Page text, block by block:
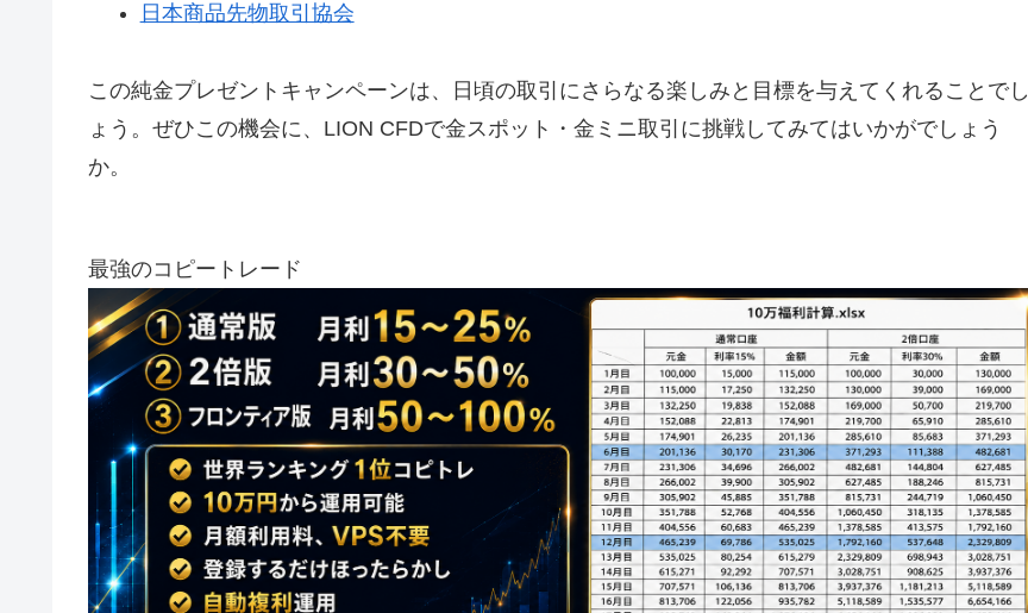
日本商品先物取引協会
この純金プレゼントキャンペーンは、日頃の取引にさらなる楽しみと目標を与えてくれることでし
ょう。ぜひこの機会に、LION CFDで金スポット・金ミニ取引に挑戦してみてはいかがでしょう
か。
最強のコピートレード